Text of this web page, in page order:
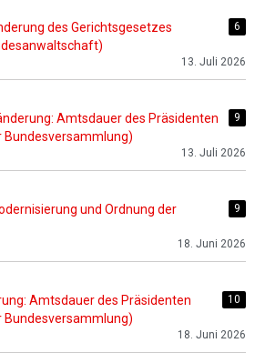
des Gerichtsgesetzes
6
13. Juli 2026
Amtsdauer des Präsidenten
Bundesversammlung)
9
13. Juli 2026
und Ordnung der
9
18. Juni 2026
Amtsdauer des Präsidenten
Bundesversammlung)
10
18. Juni 2026